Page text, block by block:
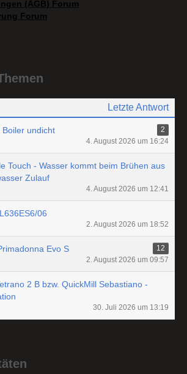
(AGB) Forum
Forum
Letzte Antwort
undicht
2
4. August 2026 um 16:24
Touch - Wasser kommt beim Brühen aus
Zulauf
4. August 2026 um 12:41
06
2. August 2026 um 18:52
Evo S
12
2. August 2026 um 09:57
2 B bzw. QuickMill Sebastiano -
30. Juli 2026 um 13:19